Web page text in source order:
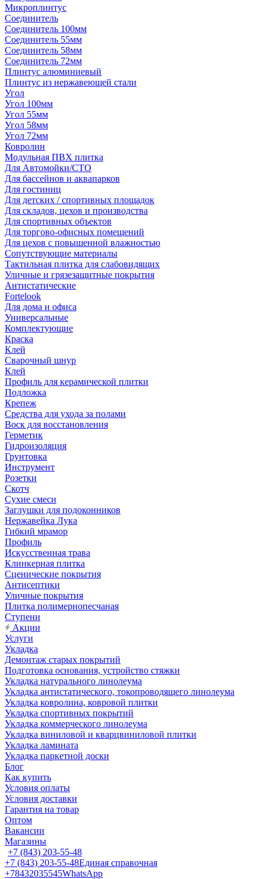
Микроплинтус
Соединитель
Соединитель 100мм
Соединитель 55мм
Соединитель 58мм
Соединитель 72мм
Плинтус алюминиевый
Плинтус из нержавеющей стали
Угол
Угол 100мм
Угол 55мм
Угол 58мм
Угол 72мм
Ковролин
Модульная ПВХ плитка
Для Автомойки/СТО
Для бассейнов и аквапарков
Для гостиниц
Для детских / спортивных площадок
Для складов, цехов и производства
Для спортивных объектов
Для торгово-офисных помещений
Для цехов с повышенной влажностью
Сопутствующие материалы
Тактильная плитка для слабовидящих
Уличные и грязезащитные покрытия
Антистатические
Fortelook
Для дома и офиса
Универсальные
Комплектующие
Краска
Клей
Сварочный шнур
Клей
Профиль для керамической плитки
Подложка
Крепеж
Средства для ухода за полами
Воск для восстановления
Герметик
Гидроизоляция
Грунтовка
Инструмент
Розетки
Скотч
Сухие смеси
Заглушки для подоконников
Нержавейка Лука
Гибкий мрамор
Профиль
Искусственная трава
Клинкерная плитка
Сценические покрытия
Антисептики
Уличные покрытия
Плитка полимернопесчаная
Ступени
Акции
Услуги
Укладка
Демонтаж старых покрытий
Подготовка основания, устройство стяжки
Укладка натурального линолеума
Укладка антистатического, токопроводящего линолеума
Укладка ковролина, ковровой плитки
Укладка спортивных покрытий
Укладка коммерческого линолеума
Укладка виниловой и кварцвиниловой плитки
Укладка ламината
Укладка паркетной доски
Блог
Как купить
Условия оплаты
Условия доставки
Гарантия на товар
Оптом
Вакансии
Магазины
+7 (843) 203-55-48
+7 (843) 203-55-48Единая справочная
+78432035545WhatsApp